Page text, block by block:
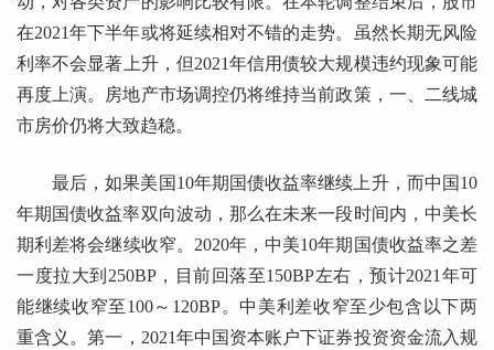
在2021年下半年或将延续相对不错的走势。虽然长期无风险
利率不会显著上升，但2021年信用债较大规模违约现象可能
再度上演。房地产市场调控仍将维持当前政策，一、二线城
市房价仍将大致趋稳。
最后，如果美国10年期国债收益率继续上升，而中国10
年期国债收益率双向波动，那么在未来一段时间内，中美长
期利差将会继续收窄。2020年，中美10年期国债收益率之差
一度拉大到250BP，目前回落至150BP左右，预计2021年可
能继续收窄至100～120BP。中美利差收窄至少包含以下两
重含义。第一，2021年中国资本账户下证券投资资金流入规